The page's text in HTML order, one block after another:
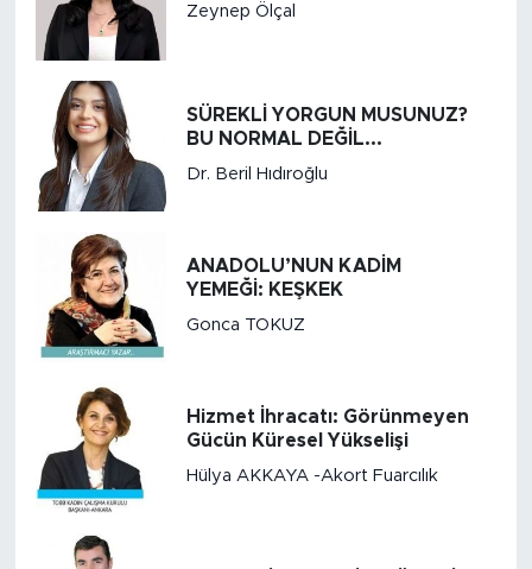
Zeynep Ölçal
SÜREKLİ YORGUN MUSUNUZ?
BU NORMAL DEĞİL...
Dr. Beril Hıdıroğlu
ANADOLU’NUN KADİM
YEMEĞİ: KEŞKEK
Gonca TOKUZ
Hizmet İhracatı: Görünmeyen
Gücün Küresel Yükselişi
Hülya AKKAYA -Akort Fuarcılık